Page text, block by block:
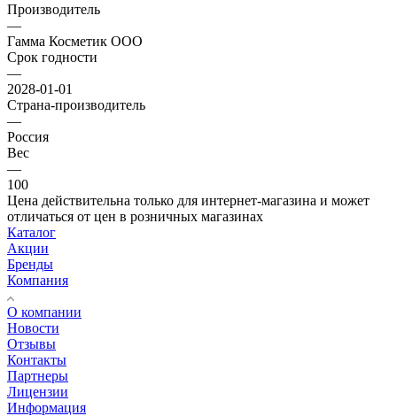
Производитель
—
Гамма Косметик ООО
Срок годности
—
2028-01-01
Страна-производитель
—
Россия
Вес
—
100
Цена действительна только для интернет-магазина и может
отличаться от цен в розничных магазинах
Каталог
Акции
Бренды
Компания
О компании
Новости
Отзывы
Контакты
Партнеры
Лицензии
Информация